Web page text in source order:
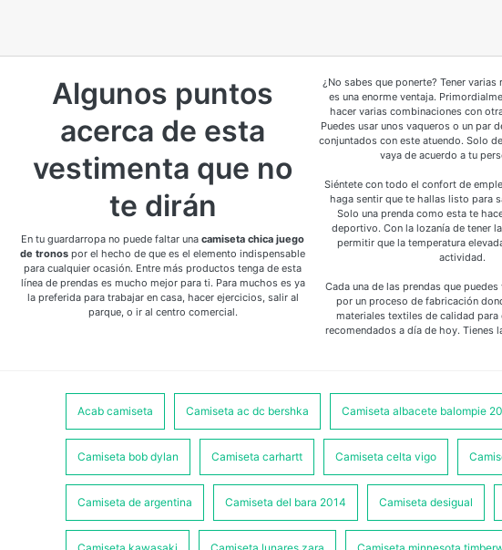
Algunos puntos
acerca de esta
vestimenta que no
te dirán
En tu guardarropa no puede faltar unacamiseta chica juego
de tronos por el hecho de que es el elemento indispensable
para cualquier ocasión. Entre más productos tenga de esta
línea de prendas es mucho mejor para ti. Para muchos es ya
la preferida para trabajar en casa, hacer ejercicios, salir al
parque, o ir al centro comercial.
¿No sabes que ponerte? Tener varias
es una enorme ventaja.
hacer varias combinaciones con
Puedes usar unos vaqueros o un par
conjuntados con este atuendo. Solo
vaya de acuerdo a tu
Siéntete con todo el confort de
haga sentir que te hallas listo para
Solo una prenda como esta te
deportivo. Con la lozanía de tener
permitir que la temperatura
actividad.
Cada una de las prendas que
por un proceso de fabricación
materiales textiles de calidad
recomendados a día de hoy. Tienes
Acab camiseta Camiseta ac dc bershka Camiseta albacete balompie
Camiseta bob dylan Camiseta carhartt Camiseta celta vigo
Camiseta de argentina Camiseta del bara 2014 Camiseta desigual